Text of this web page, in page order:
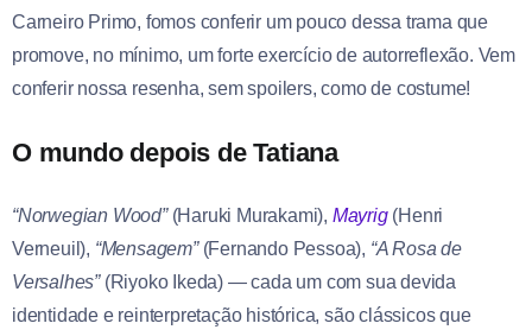
Carneiro Primo, fomos conferir um pouco dessa trama que
promove, no mínimo, um forte exercício de autorreflexão. Vem
conferir nossa resenha, sem spoilers, como de costume!
O mundo depois de Tatiana
“Norwegian Wood”(Haruki Murakami), Mayrig(Henri
Verneuil), “Mensagem”(Fernando Pessoa), “A Rosa de
Versalhes”(Riyoko Ikeda) — cada um com sua devida
identidade e reinterpretação histórica, são clássicos que